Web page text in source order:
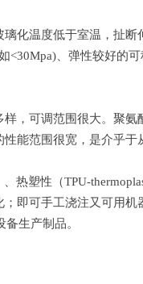
化温度低于室温，扯
、弹性较好
，可调范围很大。聚
能范围很宽，是介乎于
热塑性（TPU-
即可手工浇注又可用
生产制品。